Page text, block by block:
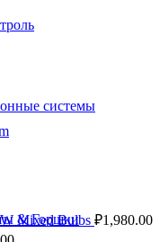
системы
& Горшки
Mixed Bulbs ₽1,980.00